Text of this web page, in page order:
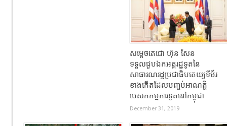
សម្តេចតេជោ ហ៊ុន សែន
ទទួលជួបឯកអគ្គរដ្ឋទូតនៃ
សាធារណរដ្ឋប្រជាធិបតេយ្យទីម័រ
ខាងកើតដែលបញ្ចប់អាណត្តិ
បេសកកម្មការទូតនៅកម្ពុជា
December 31, 2019